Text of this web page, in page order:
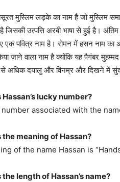
मुस्लिम लड़के का नाम है जो मुस्लिम
जिसकी उत्पत्ति अरबी भाषा से हुई है।
एक पवित्र नाम है। रोमन में हसन नाम का
जाने वाला नाम है क्योंकि यह पैगंबर
अधिक दयालु और विनम्र और दिखने में
Hassan’s lucky number?
associated with the
the meaning of Hassan?
of the name Hassan is
the length of Hassan’s name?